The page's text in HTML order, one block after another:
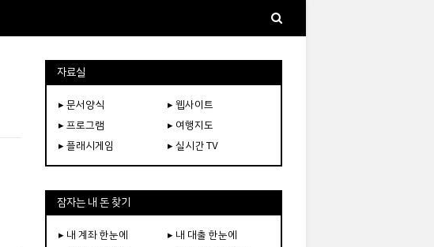
자료실
▸ 문서양식
▸ 웹사이트
▸ 프로그램
▸ 여행지도
▸ 플래시게임
▸ 실시간 TV
잠자는 내 돈 찾기
▸ 내 계좌 한눈에
▸ 내 대출 한눈에